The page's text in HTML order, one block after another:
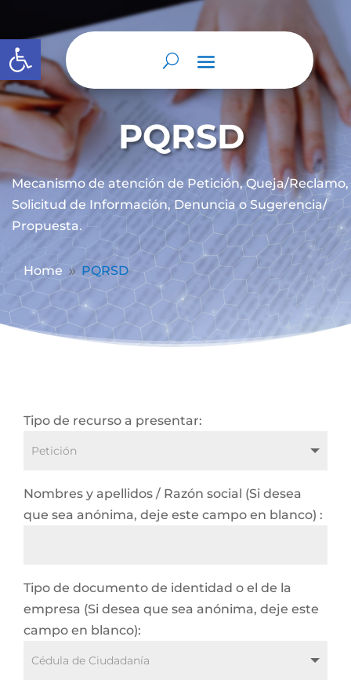
Abrir barra de herramientas
PQRSD
Mecanismo de atención de Petición, Queja/Reclamo,
Solicitud de Información, Denuncia o Sugerencia/
Propuesta.
Home 9 PQRSD
Tipo de recurso a presentar:
Nombres y apellidos / Razón social (Si desea
que sea anónima, deje este campo en blanco) :
Tipo de documento de identidad o el de la
empresa (Si desea que sea anónima, deje este
campo en blanco):